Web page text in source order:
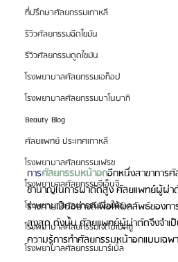
ที่ปรึกษาศัลยกรรมเกาหลี
รีวิวศัลยกรรมฉีดไขมัน
รีวิวศัลยกรรมดูดไขมัน
โรงพยาบาลศัลยกรรมเอท็อป
โรงพยาบาลศัลยกรรมบาโนบากิ
Beauty Blog
ศัลยแพทย์ ประเทศเกาหลี
โรงพยาบาลศัลยกรรมเฟรช
โรงพยาบาลศัลยกรรมจีเอ็นจี
โรงพยาบาลศัลยกรรมอิมเมจอัพ
โรงพยาบาลศัลยกรรมเจดับเบิลยู
โรงพยาบาลศัลยกรรมมาร์เบิ้ล
การศัลยกรรมหน้าอกอีกหนึ่งสาขาการ
ชำนาญในการผ่าตัดสูง ศัลยแพทย์ผู้ผ่าตั
ร่างกายเป็นอย่างดีเพื่อให้ผลลัพธ์ของ
สูงสุด ดังนั้น ศัลยแพทย์ผู้ผ่าตัดจึงจำเ
ความรู้การทำศัลยกรรมหน้าอกแบบเฉพ